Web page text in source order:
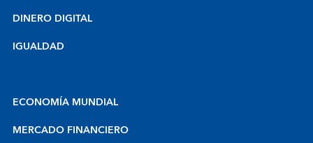
DINERO DIGITAL
IGUALDAD
ECONOMÍA MUNDIAL
MERCADO FINANCIERO